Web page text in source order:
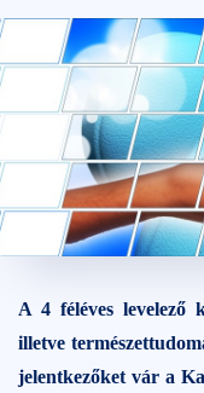
A 4 féléves levelező
illetve
jelentkezőket vár a